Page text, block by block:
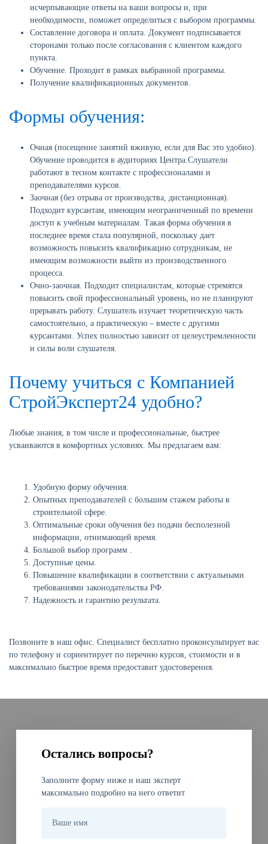
исчерпывающие ответы на ваши вопросы и, при
необходимости, поможет определиться с выбором программы.
Составление договора и оплата. Документ подписывается
сторонами только после согласования с клиентом каждого
пункта.
Обучение. Проходит в рамках выбранной программы.
Получение квалификационных документов.
Формы обучения:
Очная (посещение занятий вживую, если для Вас это удобно).
Обучение проводится в аудиториях Центра.Слушатели
работают в тесном контакте с профессионалами и
преподавателями курсов.
Заочная (без отрыва от производства, дистанционная).
Подходит курсантам, имеющим неограниченный по времени
доступ к учебным материалам. Такая форма обучения в
последнее время стала популярной, поскольку дает
возможность повысить квалификацию сотрудникам, не
имеющим возможности выйти из производственного
процесса.
Очно-заочная. Подходит специалистам, которые стремятся
повысить свой профессиональный уровень, но не планируют
прерывать работу. Слушатель изучает теоретическую часть
самостоятельно, а практическую – вместе с другими
курсантами. Успех полностью зависит от целеустремленности
и силы воли слушателя.
Почему учиться с Компанией
СтройЭксперт24 удобно?
Любые знания, в том числе и профессиональные, быстрее
усваиваются в комфортных условиях. Мы предлагаем вам:
Удобную форму обучения.
Опытных преподавателей с большим стажем работы в
строительной сфере.
Оптимальные сроки обучения без подачи бесполезной
информации, отнимающей время.
Большой выбор программ .
Доступные цены.
Повышение квалификации в соответствии с актуальными
требованиями законодательства РФ.
Надежность и гарантию результата.
Позвоните в наш офис. Специалист бесплатно проконсультирует вас
по телефону и сориентирует по перечню курсов, стоимости и в
максимально быстрое время предоставит удостоверения.
Остались вопросы?
Заполните форму ниже и наш эксперт
максимально подробно на него ответит